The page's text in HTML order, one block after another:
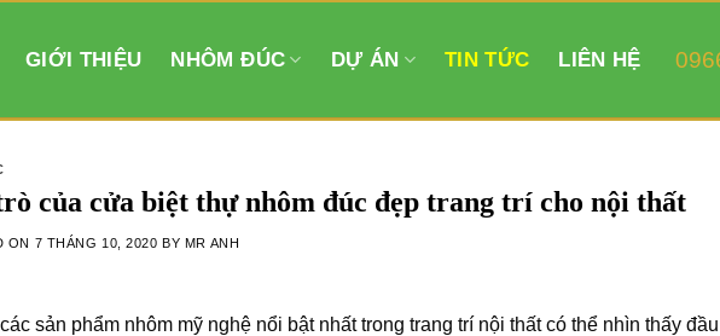
GIỚI THIỆU NHÔM ĐÚC DỰ ÁN TIN TỨC LIÊN HỆ
của cửa biệt thự nhôm đúc đẹp trang trí cho nội thất
ON 7 THÁNG 10, 2020 BY MR ANH
sản phẩm nhôm mỹ nghệ nổi bật nhất trong trang trí nội thất có thể nhìn thấy